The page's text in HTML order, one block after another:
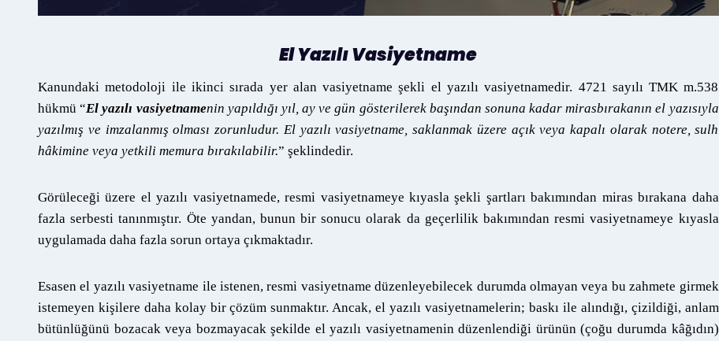
El Yazılı Vasiyetname
Kanundaki metodoloji ile ikinci sırada yer alan vasiyetname şekli el yazılı vasiyetnamedir. 4721 sayılı TMK m.538
hükmü “El yazılı vasiyetnamenin yapıldığı yıl, ay ve gün gösterilerek başından sonuna kadar mirasbırakanın el yazısıyla
yazılmış ve imzalanmış olması zorunludur. El yazılı vasiyetname, saklanmak üzere açık veya kapalı olarak notere, sulh
hâkimine veya yetkili memura bırakılabilir.” şeklindedir.
Görüleceği üzere el yazılı vasiyetnamede, resmi vasiyetnameye kıyasla şekli şartları bakımından miras bırakana daha
fazla serbesti tanınmıştır. Öte yandan, bunun bir sonucu olarak da geçerlilik bakımından resmi vasiyetnameye kıyasla
uygulamada daha fazla sorun ortaya çıkmaktadır.
Esasen el yazılı vasiyetname ile istenen, resmi vasiyetname düzenleyebilecek durumda olmayan veya bu zahmete girmek
istemeyen kişilere daha kolay bir çözüm sunmaktır. Ancak, el yazılı vasiyetnamelerin; baskı ile alındığı, çizildiği, anlam
bütünlüğünü bozacak veya bozmayacak şekilde el yazılı vasiyetnamenin düzenlendiği ürünün (çoğu durumda kâğıdın)